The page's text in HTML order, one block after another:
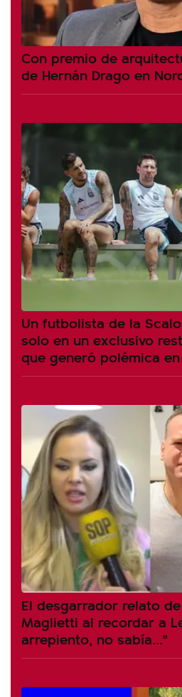
Con premio de
de Hernán Drago en
Un futbolista de la
solo en un exclusivo
que generó polémica
El desgarrador relato
Maglietti al recordar a
arrepiento, no sabía..."